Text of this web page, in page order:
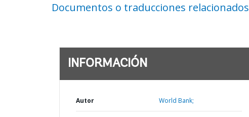
Documentos o traducciones relacionados
INFORMACIÓN
Autor World Bank;